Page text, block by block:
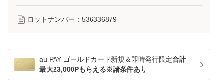
ロットナンバー： 536336879
au PAY ゴールドカード新規＆即時発行限定合計
最大23,000Pもらえる※諸条件あり